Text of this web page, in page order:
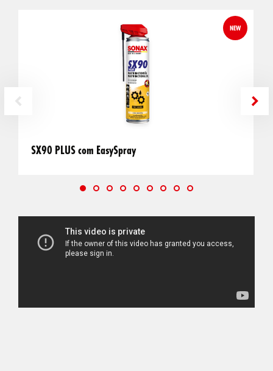
NEW
SX90 PLUS com EasySpray